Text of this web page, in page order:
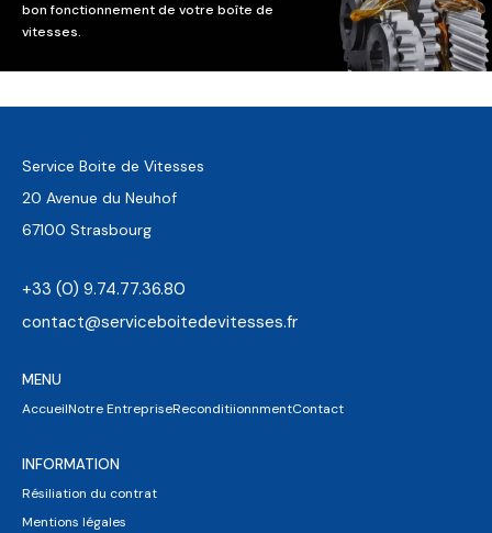
bon fonctionnement de votre boîte de
vitesses.
Service Boite de Vitesses
20 Avenue du Neuhof
67100 Strasbourg
+33 (0) 9.74.77.36.80
contact@serviceboitedevitesses.fr
MENU
AccueilNotre EntrepriseReconditiionnmentContact
INFORMATION
Résiliation du contrat
Mentions légales